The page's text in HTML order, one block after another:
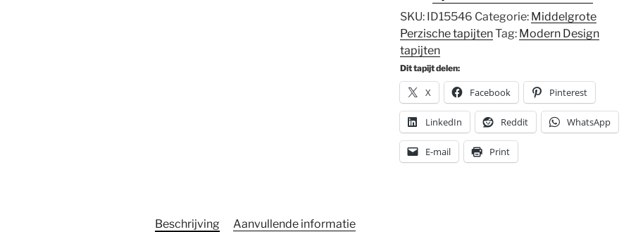
SKU: ID15546 Categorie: Middelgrote
Perzische tapijtenTag: Modern Design
tapijten
Dit tapijt delen:
X Facebook Pinterest
LinkedIn Reddit WhatsApp
E-mail Print
Beschrijving Aanvullende informatie